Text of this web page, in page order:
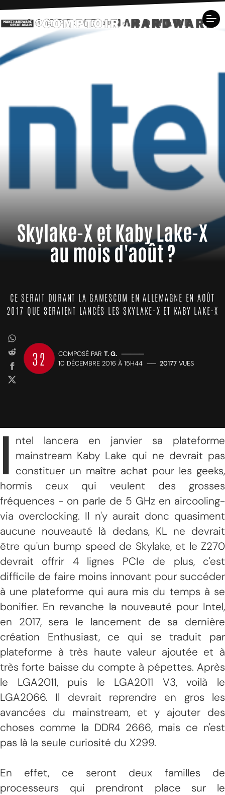
Skylake-X et Kaby Lake-X
au mois d'août ?
CE SERAIT DURANT LA GAMESCOM EN ALLEMAGNE EN AOÛT
2017 QUE SERAIENT LANCÉS LES SKYLAKE-X ET KABY LAKE-X
32 COMPOSÉ PAR T. G. —————
10 DÉCEMBRE 2016 À 15H44 —— 20177 VUES
I ntel lancera en janvier sa plateforme
mainstream Kaby Lake qui ne devrait pas
constituer un maître achat pour les geeks,
hormis ceux qui veulent des grosses
fréquences - on parle de 5 GHz en aircooling-
via overclocking. Il n'y aurait donc quasiment
aucune nouveauté là dedans, KL ne devrait
être qu'un bump speed de Skylake, et le Z270
devrait offrir 4 lignes PCIe de plus, c'est
difficile de faire moins innovant pour succéder
à une plateforme qui aura mis du temps à se
bonifier. En revanche la nouveauté pour Intel,
en 2017, sera le lancement de sa dernière
création Enthusiast, ce qui se traduit par
plateforme à très haute valeur ajoutée et à
très forte baisse du compte à pépettes. Après
le LGA2011, puis le LGA2011 V3, voilà le
LGA2066. Il devrait reprendre en gros les
avancées du mainstream, et y ajouter des
choses comme la DDR4 2666, mais ce n'est
pas là la seule curiosité du X299.
En effet, ce seront deux familles de
processeurs qui prendront place sur le